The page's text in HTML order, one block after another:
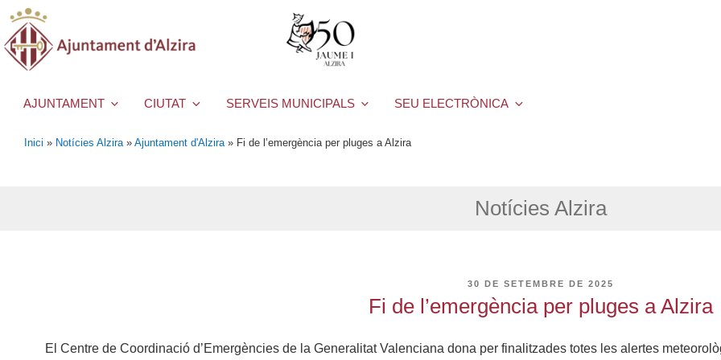
AJUNTAMENT CIUTAT SERVEIS MUNICIPALS SEU ELECTRÒNICA
Inici » Notícies Alzira » Ajuntament d'Alzira » Fi de l’emergència per pluges a Alzira
Notícies Alzira
PUBLICAT
30 DE SETEMBRE DE 2025
Fi de l’emergència per pluges a Alzira
El Centre de Coordinació d’Emergències de la Generalitat Valenciana dona per finalitzades totes les alertes